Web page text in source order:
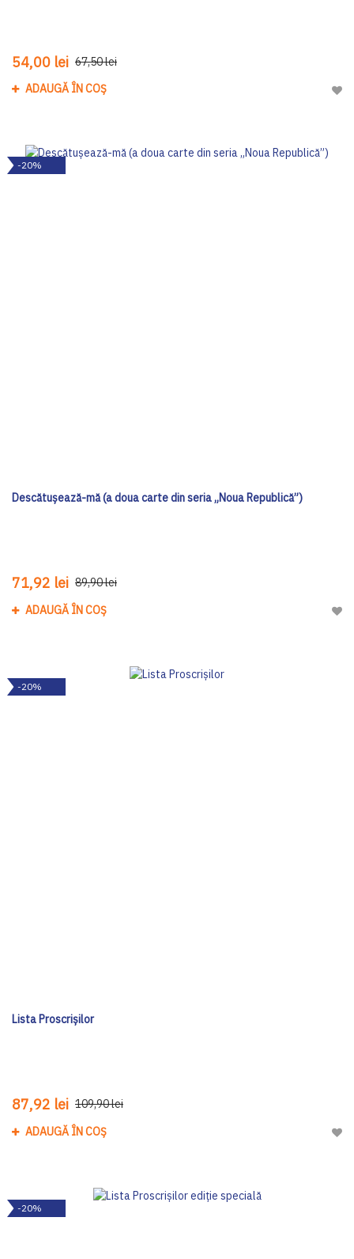
54,00 lei 67,50 lei
ADAUGĂ ÎN COȘ
-20%
Descătușează-mă (a doua carte din seria „Noua Republică”)
71,92 lei 89,90 lei
ADAUGĂ ÎN COȘ
-20%
Lista Proscrișilor
87,92 lei 109,90 lei
ADAUGĂ ÎN COȘ
-20%